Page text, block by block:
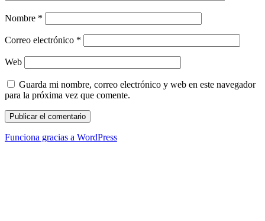
Nombre *
Correo electrónico *
Web
Guarda mi nombre, correo electrónico y web en este navegador
para la próxima vez que comente.
Funciona gracias a WordPress